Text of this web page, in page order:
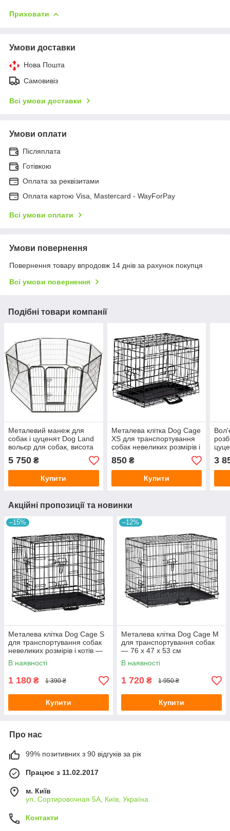
Приховати
Умови доставки
Нова Пошта
Самовивіз
Всі умови доставки
Умови оплати
Післяплата
Готівкою
Оплата за реквізитами
Оплата картою Visa, Mastercard - WayForPay
Всі умови оплати
Умови повернення
Повернення товару впродовж 14 днів за рахунок покупця
Всі умови повернення
Подібні товари компанії
Металевий манеж для
собак і цуценят Dog Land
вольєр для собак, висота
100 см
5 750 ₴
Купити
Металева клітка Dog Cage
XS для транспортування
собак невеликих розмірів і
котів — 48 x 33 x 41 см
850₴
Купити
для
см
3
Акційні пропозиції та новинки
–15%
Металева клітка Dog Cage S
для транспортування собак
невеликих розмірів і котів —
61 x 42 x 49 см
В наявності
1 180 ₴ 1 390 ₴
Купити
–12%
Металева клітка Dog Cage M
для транспортування собак
— 76 x 47 x 53 см
В наявності
1 720 ₴ 1 950 ₴
Купити
Про нас
99% позитивних з 90 відгуків за рік
Працює з 11.02.2017
м. Київ
ул. Сортировочная 5А, Київ, Україна
Контакти